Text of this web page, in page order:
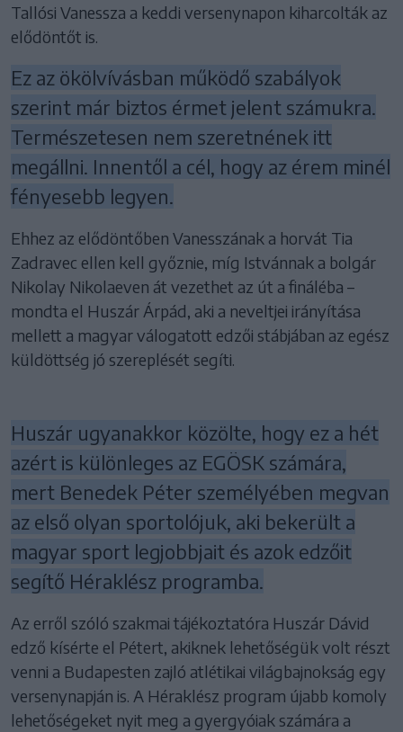
Tallósi Vanessza a keddi versenynapon kiharcolták az
elődöntőt is.
Ez az ökölvívásban működő szabályok
szerint már biztos érmet jelent számukra.
Természetesen nem szeretnének itt
megállni. Innentől a cél, hogy az érem minél
fényesebb legyen.
Ehhez az elődöntőben Vanesszának a horvát Tia
Zadravec ellen kell győznie, míg Istvánnak a bolgár
Nikolay Nikolaeven át vezethet az út a fináléba –
mondta el Huszár Árpád, aki a neveltjei irányítása
mellett a magyar válogatott edzői stábjában az egész
küldöttség jó szereplését segíti.
Huszár ugyanakkor közölte, hogy ez a hét
azért is különleges az EGÖSK számára,
mert Benedek Péter személyében megvan
az első olyan sportolójuk, aki bekerült a
magyar sport legjobbjait és azok edzőit
segítő Héraklész programba.
Az erről szóló szakmai tájékoztatóra Huszár Dávid
edző kísérte el Pétert, akiknek lehetőségük volt részt
venni a Budapesten zajló atlétikai világbajnokság egy
versenynapján is. A Héraklész program újabb komoly
lehetőségeket nyit meg a gyergyóiak számára a